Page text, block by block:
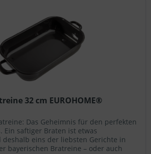
32 cm EUROHOME®
Das Geheimnis für den perfekten
Ein saftiger Braten ist etwas
eins der liebsten Gerichte in
bayerischen Bratreine – oder auch